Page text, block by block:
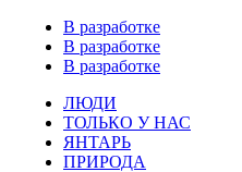
В разработке
В разработке
В разработке
ЛЮДИ
ТОЛЬКО У НАС
ЯНТАРЬ
ПРИРОДА